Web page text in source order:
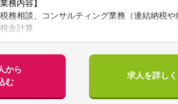
業務内容】
税務相談、コンサルティング業務（連結納税や
税金計算
種税務申告書作成
末調整、確定申告業務
人設立に関する手続き及び届出
＆A業務（税務DD等）
から
む
求人を詳し